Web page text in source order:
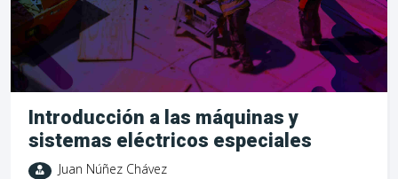
Introducción a las máquinas y
sistemas eléctricos especiales
Juan Núñez Chávez